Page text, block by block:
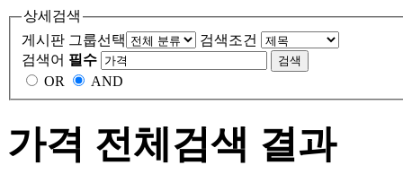
상세검색
게시판 그룹선택
검색조건
검색어 필수
OR
AND
가격 전체검색 결과